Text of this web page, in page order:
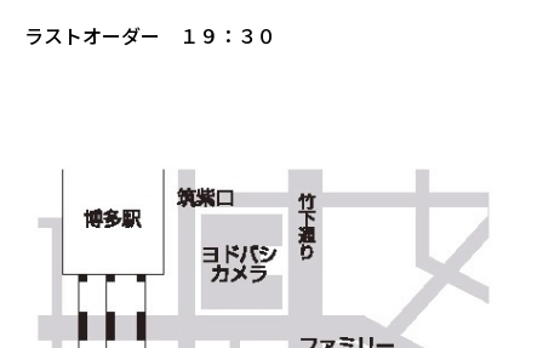
ラストオーダー １９：３０